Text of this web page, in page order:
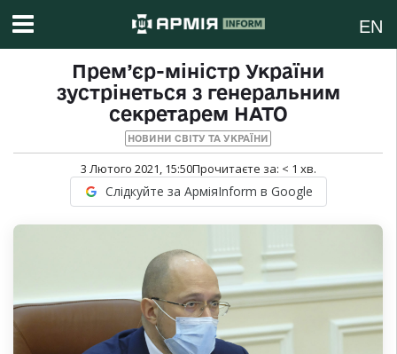
EN
Прем’єр-міністр України
зустрінеться з генеральним
секретарем НАТО
НОВИНИ СВІТУ ТА УКРАЇНИ
3 Лютого 2021, 15:50Прочитаєте за: < 1 хв.
Слідкуйте за АрміяInform в Google